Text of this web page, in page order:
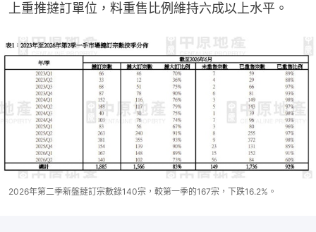
上重推撻訂單位，料重售比例維持六成以上水平。
2026年第二季新盤撻訂宗數錄140宗，較第一季的167宗，下跌16.2%。